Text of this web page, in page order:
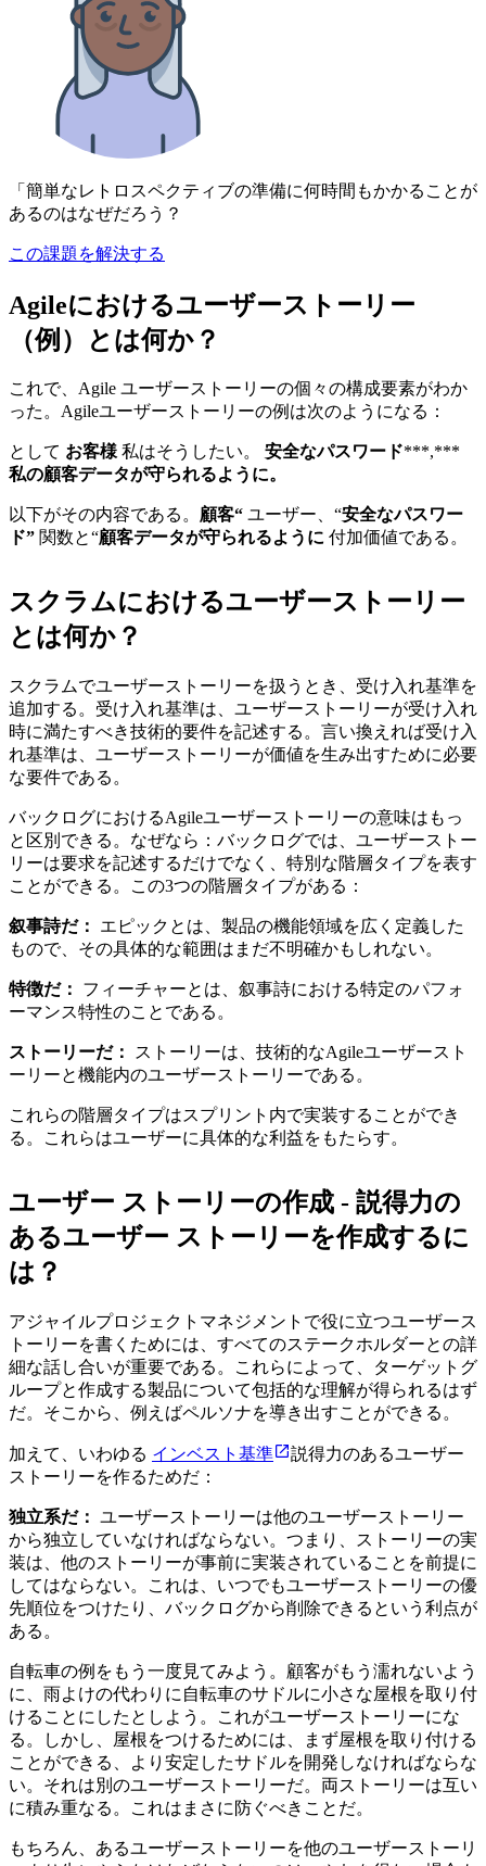
「簡単なレトロスペクティブの準備に何時間もかかることが
あるのはなぜだろう？
この課題を解決する
Agileにおけるユーザーストーリー
（例）とは何か？
これで、Agile ユーザーストーリーの個々の構成要素がわか
った。Agileユーザーストーリーの例は次のようになる：
として お客様私はそうしたい。 安全なパスワード***,***
私の顧客データが守られるように。
以下がその内容である。 顧客“ ユーザー、“安全なパスワー
ド” 関数と“顧客データが守られるように 付加価値である。
スクラムにおけるユーザーストーリー
とは何か？
スクラムでユーザーストーリーを扱うとき、受け入れ基準を
追加する。受け入れ基準は、ユーザーストーリーが受け入れ
時に満たすべき技術的要件を記述する。言い換えれば受け入
れ基準は、ユーザーストーリーが価値を生み出すために必要
な要件である。
バックログにおけるAgileユーザーストーリーの意味はもっ
と区別できる。なぜなら：バックログでは、ユーザーストー
リーは要求を記述するだけでなく、特別な階層タイプを表す
ことができる。この3つの階層タイプがある：
叙事詩だ： エピックとは、製品の機能領域を広く定義した
もので、その具体的な範囲はまだ不明確かもしれない。
特徴だ： フィーチャーとは、叙事詩における特定のパフォ
ーマンス特性のことである。
ストーリーだ：
ストーリーは、技術的なAgileユーザースト
ーリーと機能内のユーザーストーリーである。
これらの階層タイプはスプリント内で実装することができ
る。これらはユーザーに具体的な利益をもたらす。
ユーザー ストーリーの作成 - 説得力の
あるユーザー ストーリーを作成するに
は？
アジャイルプロジェクトマネジメントで役に立つユーザース
トーリーを書くためには、すべてのステークホルダーとの詳
細な話し合いが重要である。これらによって、ターゲットグ
ループと作成する製品について包括的な理解が得られるはず
だ。そこから、例えばペルソナを導き出すことができる。
加えて、いわゆる インベスト基準
説得力のあるユーザー
ストーリーを作るためだ：
独立系だ： ユーザーストーリーは他のユーザーストーリー
から独立していなければならない。つまり、ストーリーの実
装は、他のストーリーが事前に実装されていることを前提に
してはならない。これは、いつでもユーザーストーリーの優
先順位をつけたり、バックログから削除できるという利点が
ある。
自転車の例をもう一度見てみよう。顧客がもう濡れないよう
に、雨よけの代わりに自転車のサドルに小さな屋根を取り付
けることにしたとしよう。これがユーザーストーリーにな
る。しかし、屋根をつけるためには、まず屋根を取り付ける
ことができる、より安定したサドルを開発しなければならな
い。それは別のユーザーストーリーだ。両ストーリーは互い
に積み重なる。これはまさに防ぐべきことだ。
もちろん、あるユーザーストーリーを他のユーザーストーリ